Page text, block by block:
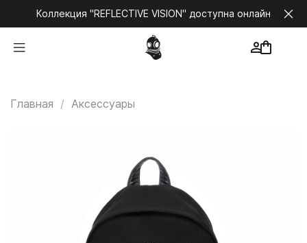
Коллекция "REFLECTIVE VISION" доступна онлайн
Главная Аксессуары